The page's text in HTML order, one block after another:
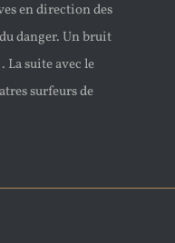
en direction des
danger. Un bruit
La suite avec le
surfeurs de